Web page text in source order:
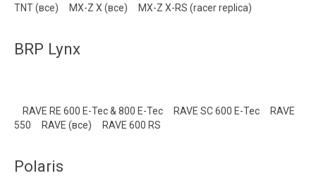
TNT (все) MX-Z X (все) MX-Z X-RS (racer replica)
BRP Lynx
RAVE RE 600 E-Tec & 800 E-Tec RAVE SC 600 E-Tec RAVE
550 RAVE (все) RAVE 600 RS
Polaris